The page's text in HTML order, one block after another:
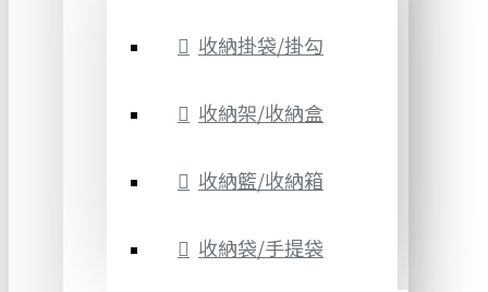
收納掛袋/掛勾
收納架/收納盒
收納籃/收納箱
收納袋/手提袋